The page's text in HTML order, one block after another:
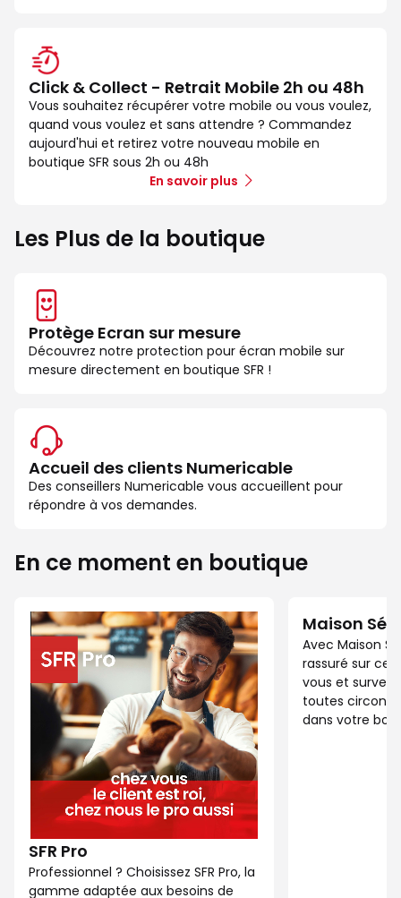
Click & Collect - Retrait Mobile 2h ou 48h
Vous souhaitez récupérer votre mobile ou vous voulez,
quand vous voulez et sans attendre ? Commandez
aujourd'hui et retirez votre nouveau mobile en
boutique SFR sous 2h ou 48h
En savoir plus
Les Plus de la boutique
Protège Ecran sur mesure
Découvrez notre protection pour écran mobile sur
mesure directement en boutique SFR !
Accueil des clients Numericable
Des conseillers Numericable vous accueillent pour
répondre à vos demandes.
En ce moment en boutique
SFR Pro
Professionnel ? Choisissez SFR Pro, la
gamme adaptée aux besoins de
Maison
Avec Maison
rassuré sur ce
vous et
toutes
dans votre